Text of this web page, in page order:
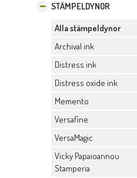
STÄMPELDYNOR
Alla stämpeldynor
Archival ink
Distress ink
Distress oxide ink
Memento
Versafine
VersaMagic
Vicky Papaioannou
Stamperia